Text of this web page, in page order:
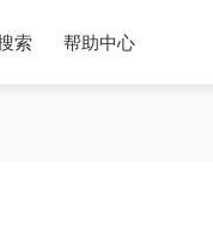
索 帮助中心